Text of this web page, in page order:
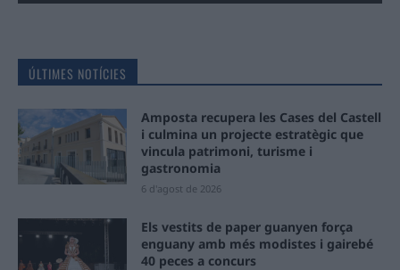
ÚLTIMES NOTÍCIES
Amposta recupera les Cases del Castell
i culmina un projecte estratègic que
vincula patrimoni, turisme i
gastronomia
6 d'agost de 2026
Els vestits de paper guanyen força
enguany amb més modistes i gairebé
40 peces a concurs